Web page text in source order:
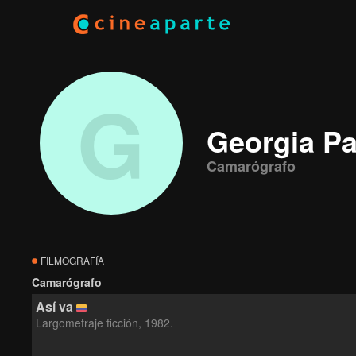
G Georgia
Camarógrafo
FILMOGRAFÍA
Camarógrafo
Así va
Largometraje ficción, 1982.